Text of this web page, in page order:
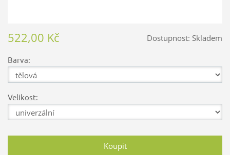
Dostupnost: Skladem
522,00 Kč
Barva:
Velikost: